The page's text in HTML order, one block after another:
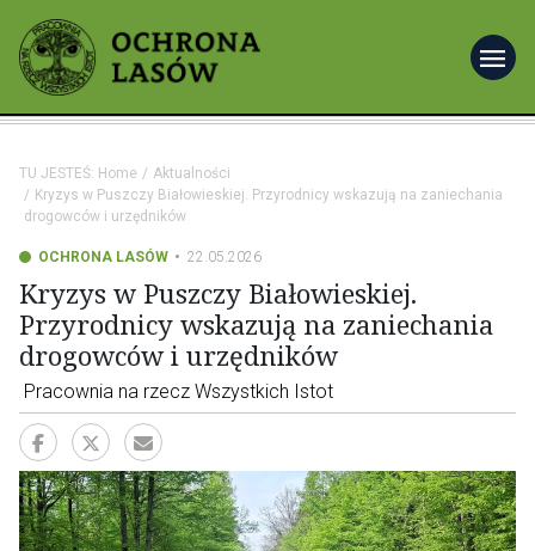
menu
TU JESTEŚ: Home
Aktualności
Kryzys w Puszczy Białowieskiej. Przyrodnicy wskazują na zaniechania
drogowców i urzędników
OCHRONA LASÓW 22.05.2026
Kryzys w Puszczy Białowieskiej.
Przyrodnicy wskazują na zaniechania
drogowców i urzędników
Pracownia na rzecz Wszystkich Istot